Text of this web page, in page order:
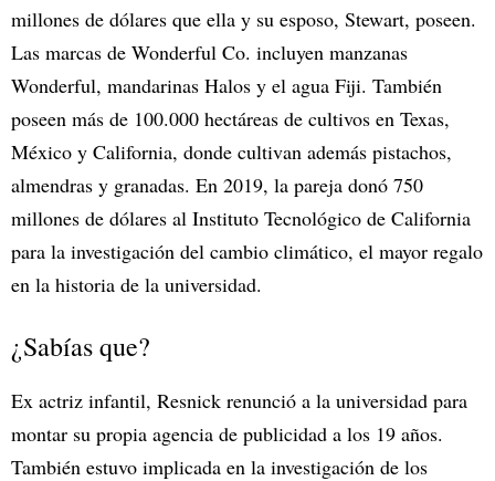
millones de dólares que ella y su esposo, Stewart, poseen.
Las marcas de Wonderful Co. incluyen manzanas
Wonderful, mandarinas Halos y el agua Fiji. También
poseen más de 100.000 hectáreas de cultivos en Texas,
México y California, donde cultivan además pistachos,
almendras y granadas. En 2019, la pareja donó 750
millones de dólares al Instituto Tecnológico de California
para la investigación del cambio climático, el mayor regalo
en la historia de la universidad.
¿Sabías que?
Ex actriz infantil, Resnick renunció a la universidad para
montar su propia agencia de publicidad a los 19 años.
También estuvo implicada en la investigación de los